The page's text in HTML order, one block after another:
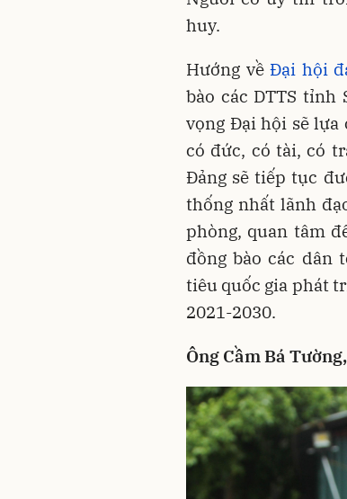
huy.
Hướng về Đại hội
bào các DTTS tỉnh
vọng Đại hội sẽ
có đức, có tài, có
Đảng sẽ tiếp tục
thống nhất lãnh
phòng, quan tâm
đồng bào các dân
tiêu quốc gia phát
2021-2030.
Ông Cầm Bá